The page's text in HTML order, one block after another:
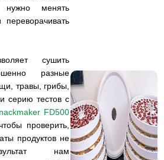
менять
сушить
разные
травы, грибы,
серию тестов с
FD500
проверить,
продуктов не
нам